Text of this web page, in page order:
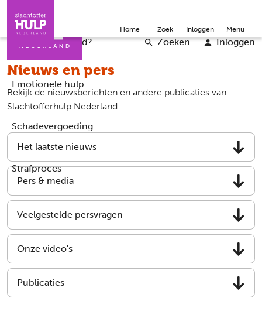
Iemand helpen Word vrijwilliger English
Wat is er gebeurd?
Emotionele hulp
Schadevergoeding
Strafproces
Zoeken Inloggen
Home Zoek Inloggen Menu
Nieuws en pers
Bekijk de nieuwsberichten en andere publicaties van
Slachtofferhulp Nederland.
Het laatste nieuws
Pers & media
Veelgestelde persvragen
Onze video's
Publicaties